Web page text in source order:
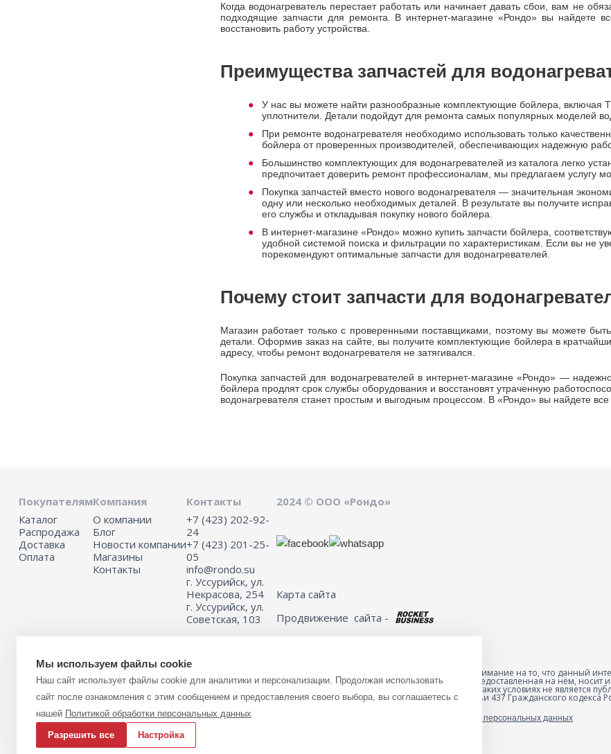
Когда водонагреватель перестает работать или начинает давать сбои, вам не
подходящие запчасти для ремонта. В интернет-магазине «Рондо» вы найдете
восстановить работу устройства.
Преимущества запчастей для
У нас вы можете найти разнообразные комплектующие бойлера,
уплотнители. Детали подойдут для ремонта самых популярных моделей
При ремонте водонагревателя необходимо использовать только
бойлера от проверенных производителей, обеспечивающих надежную
Большинство комплектующих для водонагревателей из каталога легко
предпочитает доверить ремонт профессионалам, мы предлагаем услугу
Покупка запчастей вместо нового водонагревателя — значительная
одну или несколько необходимых деталей. В результате вы получите
его службы и откладывая покупку нового бойлера.
В интернет-магазине «Рондо» можно купить запчасти бойлера,
удобной системой поиска и фильтрации по характеристикам. Если вы не
порекомендуют оптимальные запчасти для водонагревателей.
Почему стоит запчасти для
Магазин работает только с проверенными поставщиками, поэтому вы можете
детали. Оформив заказ на сайте, вы получите комплектующие бойлера в
адресу, чтобы ремонт водонагревателя не затягивался.
Покупка запчастей для водонагревателей в интернет-магазине «Рондо» —
бойлера продлят срок службы оборудования и восстановят утраченную
водонагревателя станет простым и выгодным процессом. В «Рондо» вы найдете
Покупателям
Каталог
Распродажа
Доставка
Оплата
Компания
О компании
Блог
Новости компании
Магазины
Контакты
Контакты
+7 (423) 202-92-
24
+7 (423) 201-25-
05
info@rondo.su
г. Уссурийск, ул.
Некрасова, 254
г. Уссурийск, ул.
Советская, 103
2024 © ООО «Рондо»
Карта сайта
Продвижение сайта -
Информация на сайте не является публичной офертой.
Для получения подробной информации о наличии и стоимости указанных товаров и
(или) услуг, пожалуйста, обращайтесь к менеджеру сайта с помощью специальной формы
Обращаем ваше внимание на то, что данный
товарах и ценах, предоставленная на нём,
характер и ни при каких условиях не является
положениями Статьи 437 Гражданского кодекса
Политика обработки персональных данных
Мы используем файлы cookie
Наш сайт использует файлы cookie для аналитики и персонализации. Продолжая использовать
сайт после ознакомления с этим сообщением и предоставления своего выбора, вы соглашаетесь с
нашей Политикой обработки персональных данных
Разрешить все Настройка